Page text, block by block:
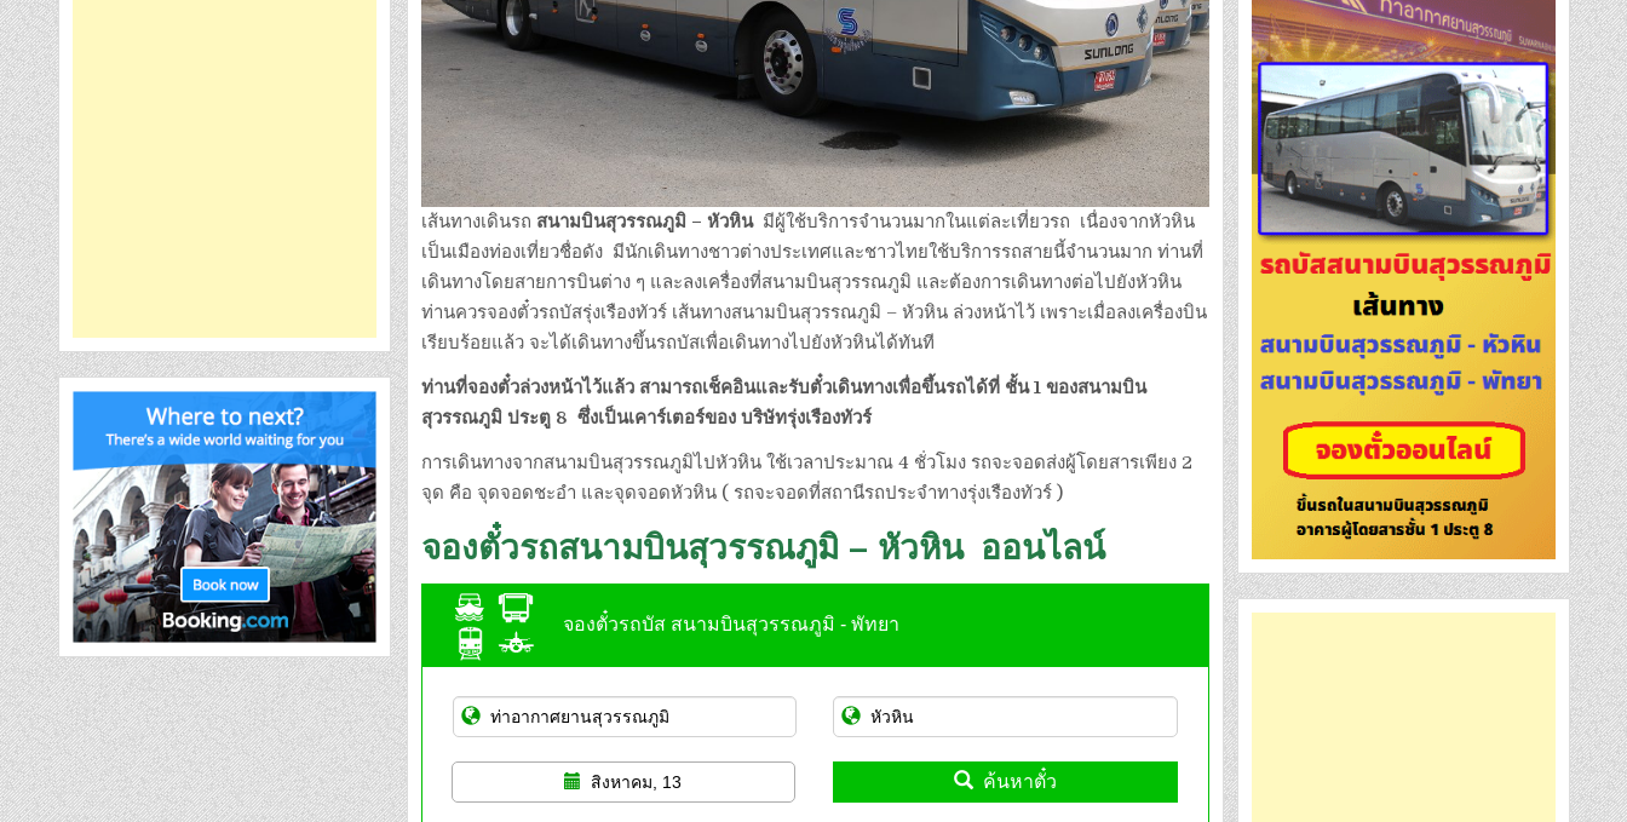
เส้นทางเดินรถ สนามบินสุวรรณภูมิ – หัวหินมีผู้ใช้บริการจำนวนมากในแต่ละเที่ยวรถ เนื่องจากหัวหิน
เป็นเมืองท่องเที่ยวชื่อดัง มีนักเดินทางชาวต่างประเทศและชาวไทยใช้บริการรถสายนี้จำนวนมาก ท่านที่
เดินทางโดยสายการบินต่าง ๆ และลงเครื่องที่สนามบินสุวรรณภูมิ และต้องการเดินทางต่อไปยังหัวหิน
ท่านควรจองตั๋วรถบัสรุ่งเรืองทัวร์ เส้นทางสนามบินสุวรรณภูมิ – หัวหิน ล่วงหน้าไว้ เพราะเมื่อลงเครื่องบิน
เรียบร้อยแล้ว จะได้เดินทางขึ้นรถบัสเพื่อเดินทางไปยังหัวหินได้ทันที
ท่านที่จองตั๋วล่วงหน้าไว้แล้ว สามารถเช็คอินและรับตั๋วเดินทางเพื่อขึ้นรถได้ที่ ชั้น 1 ของสนามบิน
สุวรรณภูมิ ประตู 8 ซึ่งเป็นเคาร์เตอร์ของ บริษัทรุ่งเรืองทัวร์
การเดินทางจากสนามบินสุวรรณภูมิไปหัวหิน ใช้เวลาประมาณ 4 ชั่วโมง รถจะจอดส่งผู้โดยสารเพียง 2
จุด คือ จุดจอดชะอำ และจุดจอดหัวหิน ( รถจะจอดที่สถานีรถประจำทางรุ่งเรืองทัวร์ )
จองตั๋วรถสนามบินสุวรรณภูมิ – หัวหิน ออนไลน์
จองตั๋วรถบัส สนามบินสุวรรณภูมิ - พัทยา
สิงหาคม, 13 ค้นหาตั๋ว